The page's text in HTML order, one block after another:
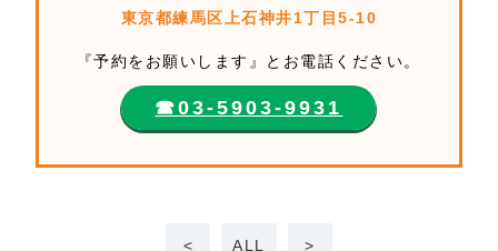
東京都練馬区上石神井1丁目5-10
『予約をお願いします』とお電話ください。
☎︎03-5903-9931
< ALL >